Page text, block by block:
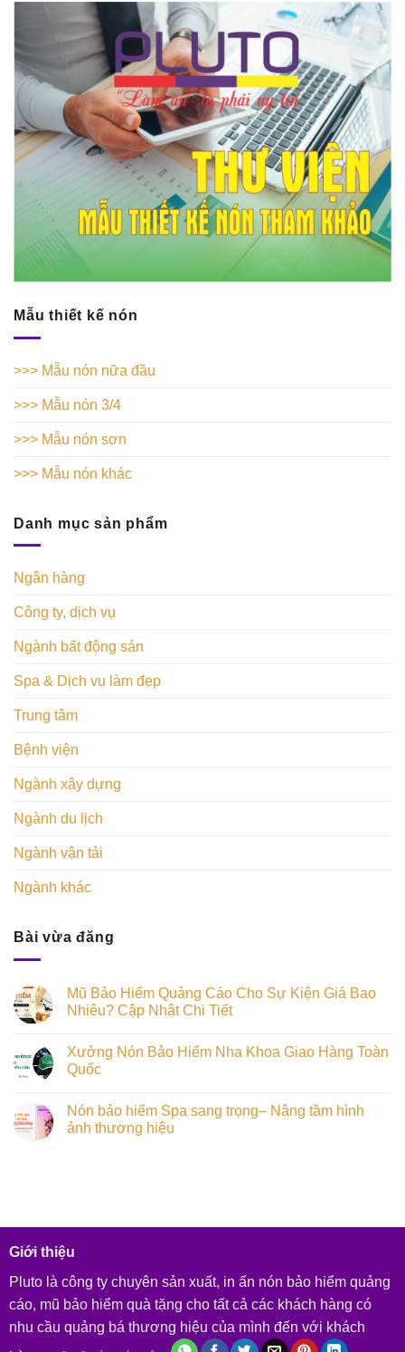
Mẫu thiết kế nón
>>> Mẫu nón nữa đầu
>>> Mẫu nón 3/4
>>> Mẫu nón sơn
>>> Mẫu nón khác
Danh mục sản phẩm
Ngân hàng
Công ty, dịch vụ
Ngành bất động sản
Spa & Dịch vụ làm đẹp
Trung tâm
Bệnh viện
Ngành xây dựng
Ngành du lịch
Ngành vận tải
Ngành khác
Bài vừa đăng
Mũ Bảo Hiểm Quảng Cáo Cho Sự Kiện Giá Bao
Nhiêu? Cập Nhật Chi Tiết
Xưởng Nón Bảo Hiểm Nha Khoa Giao Hàng Toàn
Quốc
Nón bảo hiểm Spa sang trọng– Nâng tầm hình
ảnh thương hiệu
Giới thiệu
Pluto là công ty chuyên sản xuất, in ấn nón bảo hiểm quảng
cáo, mũ bảo hiểm quà tặng cho tất cả các khách hàng có
nhu cầu quảng bá thương hiệu của mình đến với khách